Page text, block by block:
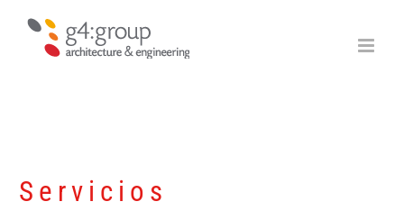
contenido
Servicios